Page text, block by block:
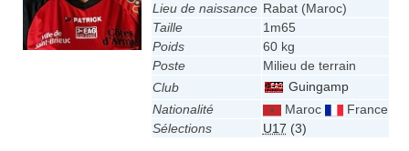
Lieu de naissance Rabat (Maroc)
Taille
1m65
Poids
60 kg
Poste
Milieu de terrain
Club
Guingamp
Nationalité
Maroc
France
Sélections
U17 (3)